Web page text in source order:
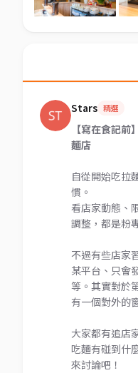
Stars 精選
【寫在食記
麵店
自從開始吃拉
慣。
看店家動態、
調整，都是粉
不過有些店家
某平台、只會
等。其實對於
有一個對外的
大家都有追店
吃麵有碰到什
來討論吧！